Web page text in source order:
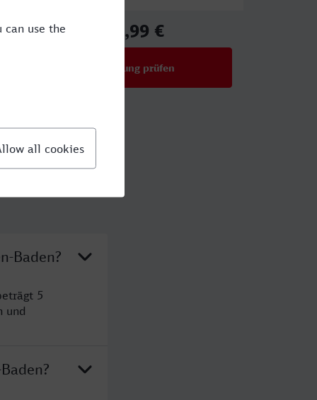
82,99 €
Verbindung prüfen
Baden?
5
und